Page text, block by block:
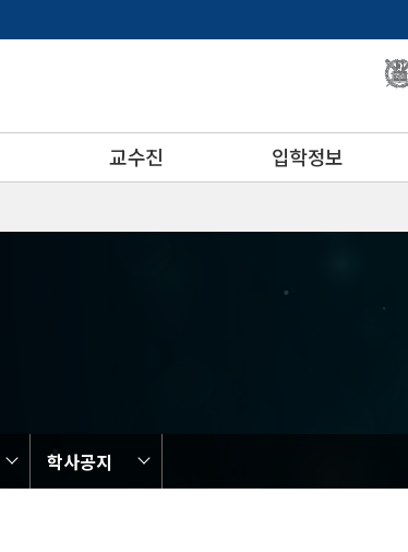
교수진 입학정보
학사공지